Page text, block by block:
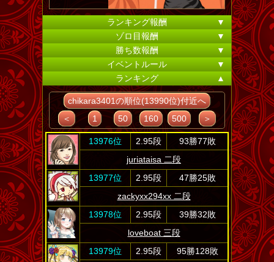
ランキング報酬
▼
ゾロ目報酬
▼
勝ち数報酬
▼
イベントルール
▼
ランキング
▲
chikara3401の順位(13990位)付近へ
＜
1 50 160 500 ＞
13976位 2.95段
93勝77敗
juriataisa 二段
13977位
2.95段
47勝25敗
zackyxx294xx 二段
13978位
2.95段
39勝32敗
loveboat 三段
13979位
2.95段
95勝128敗